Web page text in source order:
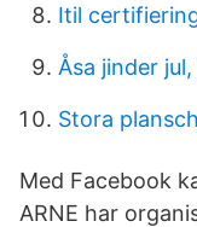
Itil
Åsa jinder
Stora
Med Facebook
ARNE har